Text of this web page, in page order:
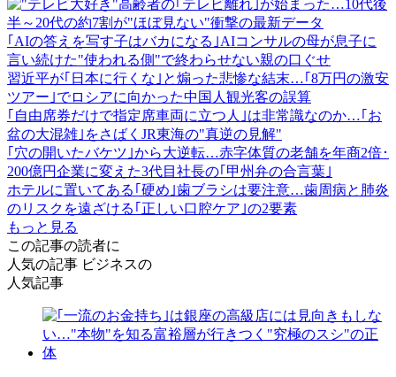
｢AIの答えを写す子はバカになる｣AIコンサルの母が息子に
言い続けた"使われる側"で終わらせない親の口ぐせ
習近平が｢日本に行くな｣と煽った悲惨な結末…｢8万円の激安
ツアー｣でロシアに向かった中国人観光客の誤算
｢自由席券だけで指定席車両に立つ人｣は非常識なのか…｢お
盆の大混雑｣をさばくJR東海の"真逆の見解"
｢穴の開いたバケツ｣から大逆転…赤字体質の老舗を年商2倍･
200億円企業に変えた3代目社長の｢甲州弁の合言葉｣
ホテルに置いてある｢硬め｣歯ブラシは要注意…歯周病と肺炎
のリスクを遠ざける｢正しい口腔ケア｣の2要素
もっと見る
この記事の読者に
人気の記事 ビジネスの
人気記事